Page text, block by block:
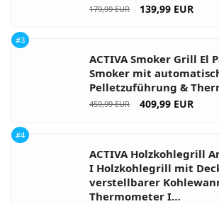
179,99 EUR 139,99 EUR
#3
ACTIVA Smoker Grill El
Smoker mit
Pelletzuführung &
459,99 EUR 409,99 EUR
#4
ACTIVA Holzkohlegrill
I Holzkohlegrill mit
verstellbarer
Thermometer I…